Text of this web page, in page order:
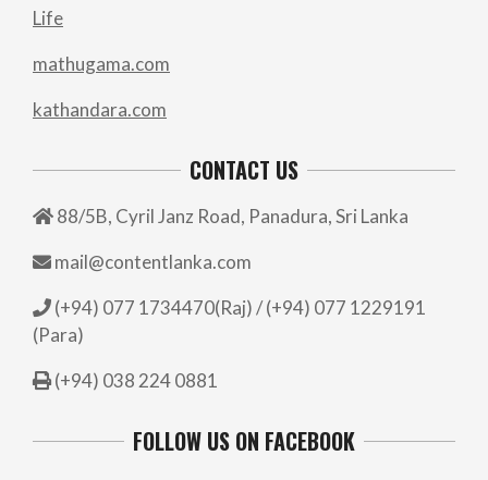
Life
mathugama.com
kathandara.com
CONTACT US
88/5B, Cyril Janz Road, Panadura, Sri Lanka
mail@contentlanka.com
(+94) 077 1734470(Raj) / (+94) 077 1229191
(Para)
(+94) 038 224 0881
FOLLOW US ON FACEBOOK